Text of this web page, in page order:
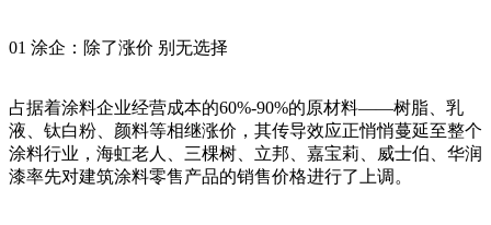
01 涂企：除了涨价 别无选择
占据着涂料企业经营成本的60%-90%的原材料——树脂、乳
液、钛白粉、颜料等相继涨价，其传导效应正悄悄蔓延至整个
涂料行业，海虹老人、三棵树、立邦、嘉宝莉、威士伯、华润
漆率先对建筑涂料零售产品的销售价格进行了上调。